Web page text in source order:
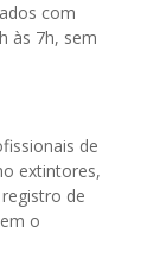
com
às 7h, sem
de
extintores,
de
o